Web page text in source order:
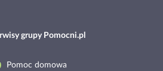
grupy Pomocni.pl
Pomoc domowa